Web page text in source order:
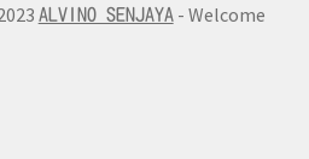
ALVINO SENJAYA- Welcome